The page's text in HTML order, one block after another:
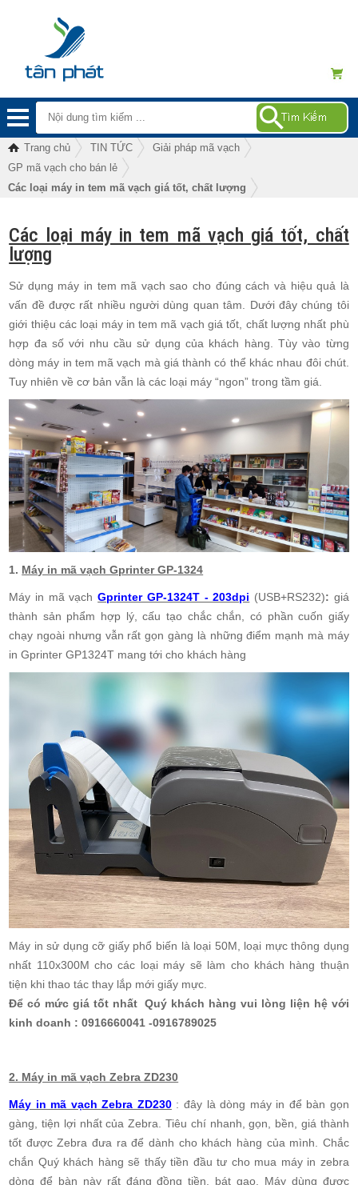
Trang chủ TIN TỨC
Giải pháp mã vạch
GP mã vạch cho bán lẻ
Các loại máy in tem mã vạch giá tốt, chất lượng
Các loại máy in tem mã vạch giá tốt, chất
lượng
Sử dụng máy in tem mã vạch sao cho đúng cách và hiệu quả là
vấn đề được rất nhiều người dùng quan tâm. Dưới đây chúng tôi
giới thiệu các loại máy in tem mã vạch giá tốt, chất lượng nhất phù
hợp đa số với nhu cầu sử dụng của khách hàng. Tùy vào từng
dòng máy in tem mã vạch mà giá thành có thể khác nhau đôi chút.
Tuy nhiên về cơ bản vẫn là các loại máy “ngon” trong tầm giá.
1. Máy in mã vạch Gprinter GP-1324
Máy in mã vạchGprinter GP-1324T - 203dpi (USB+RS232): giá
thành sản phẩm hợp lý, cấu tạo chắc chắn, có phần cuốn giấy
chạy ngoài nhưng vẫn rất gọn gàng là những điểm mạnh mà máy
in Gprinter GP1324T mang tới cho khách hàng
Máy in sử dụng cỡ giấy phổ biến là loại 50M, loại mực thông dụng
nhất 110x300M cho các loại máy sẽ làm cho khách hàng thuận
tiện khi thao tác thay lắp mới giấy mực.
Để có mức giá tốt nhất Quý khách hàng vui lòng liện hệ với
kinh doanh : 0916660041 -0916789025
2. Máy in mã vạch Zebra ZD230
Máy in mã vạch Zebra ZD230: đây là dòng máy in để bàn gọn
gàng, tiện lợi nhất của Zebra. Tiêu chí nhanh, gọn, bền, giá thành
tốt được Zebra đưa ra để dành cho khách hàng của mình. Chắc
chắn Quý khách hàng sẽ thấy tiền đầu tư cho mua máy in zebra
dòng để bàn này rất đáng đồng tiền, bát gạo. Máy dùng được